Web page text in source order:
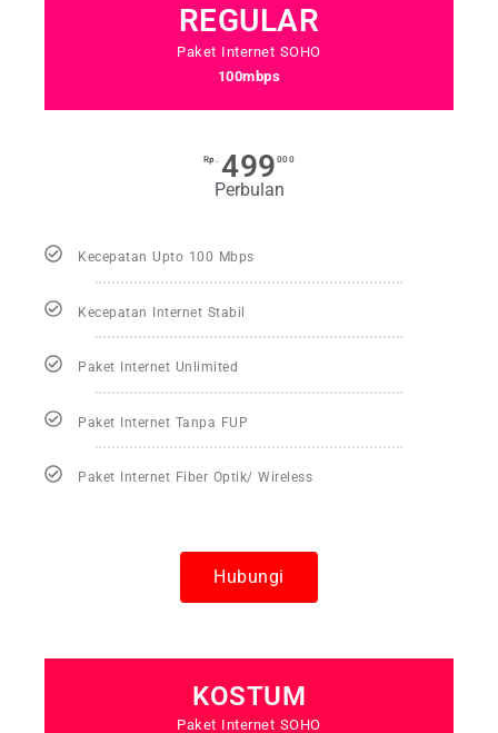
REGULAR
Paket Internet SOHO
100mbps
Rp. 499 000
Perbulan
Kecepatan Upto 100 Mbps
Kecepatan Internet Stabil
Paket Internet Unlimited
Paket Internet Tanpa FUP
Paket Internet Fiber Optik/ Wireless
Hubungi
KOSTUM
Paket Internet SOHO